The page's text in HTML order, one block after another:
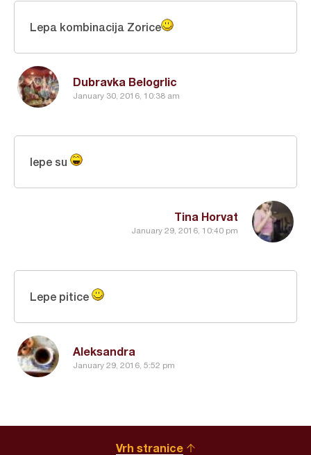
Dubravka Belogrlic
January 30, 2016, 10:38 am
Lepa kombinacija Zorice
Tina Horvat
January 29, 2016, 10:40 pm
lepe su
Aleksandra
January 29, 2016, 5:52 pm
Lepe pitice
Vrh stranice